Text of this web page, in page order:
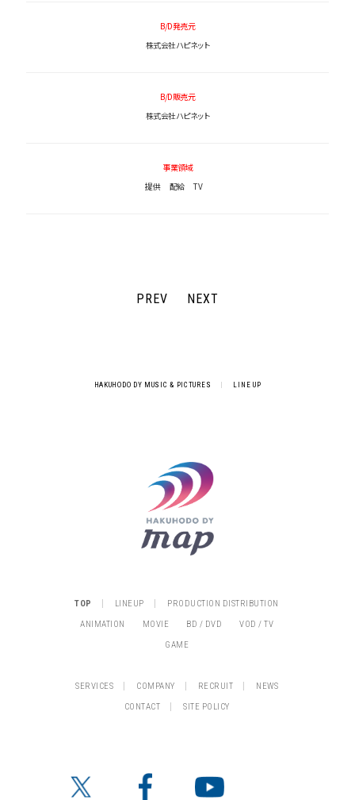
B/D発売元
株式会社ハピネット
B/D販売元
株式会社ハピネット
事業領域
提供
配給 TV
PREV NEXT
HAKUHODO DY MUSIC & PICTURES LINE UP
TOP LINEUP
PRODUCTION DISTRIBUTION
ANIMATION
MOVIE BD / DVD
VOD / TV
GAME
SERVICES COMPANY RECRUIT
NEWS
CONTACT
SITE POLICY